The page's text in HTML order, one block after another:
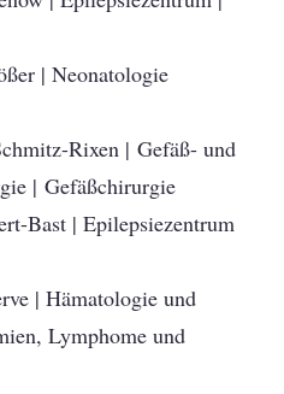
| Neonatologie
Rixen | Gefäß- und
| Gefäßchirurgie
Bast | Epilepsiezentrum
| Hämatologie und
Lymphome und